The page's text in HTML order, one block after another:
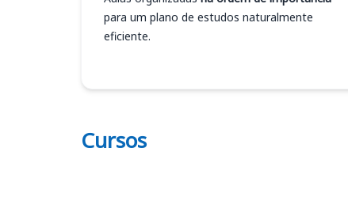
para um plano de estudos naturalmente
eficiente.
Cursos